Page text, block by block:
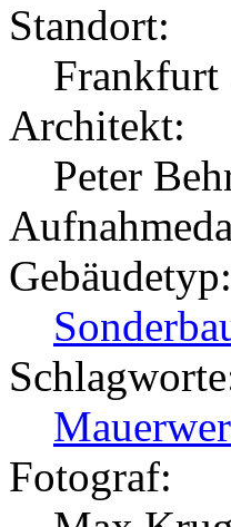
Standort:
Frankfurt
Architekt:
Peter
Gebäudetyp:
Fotograf: